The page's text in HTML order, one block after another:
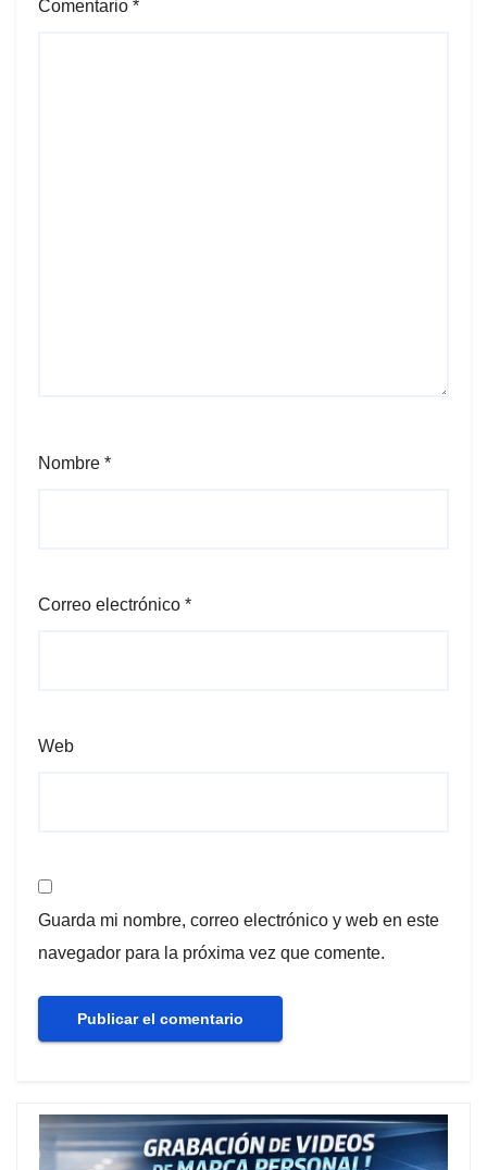
Comentario *
Nombre *
Correo electrónico *
Web
Guarda mi nombre, correo electrónico y web en este
navegador para la próxima vez que comente.